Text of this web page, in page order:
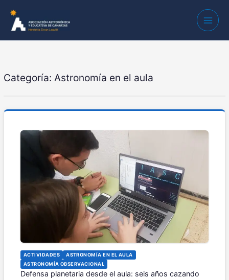
Categoría: Astronomía en el aula
ACTIVIDADES
ASTRONOMÍA EN EL AULA
ASTRONOMÍA OBSERVACIONAL
Defensa planetaria desde el aula: seis años cazando